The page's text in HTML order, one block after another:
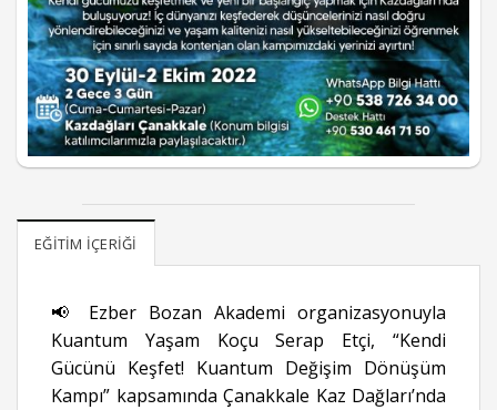
EĞITIM İÇERIĞI
📢 Ezber Bozan Akademi organizasyonuyla
Kuantum Yaşam Koçu Serap Etçi, “Kendi
Gücünü Keşfet! Kuantum Değişim Dönüşüm
Kampı” kapsamında Çanakkale Kaz Dağları’nda